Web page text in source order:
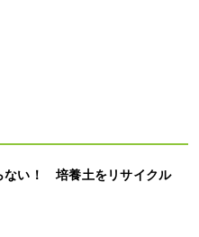
ない！ 培養土をリサイクル